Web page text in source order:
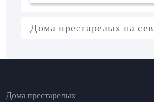
Дома престарелых на
Footer
Дома престарелых